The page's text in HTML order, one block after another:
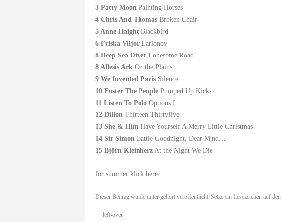
3 Patty Moon Painting Horses
4 Chris And Thomas Broken Chair
5 Anne Haight Blackbird
6 Friska Viljor Larionov
8 Deep Sea Diver Lonesome Road
8 Allesis Ark On the Plains
9 We Invented Paris Silence
10 Foster The People Pumped Up Kicks
11 Listen To Polo Options I
12 Dillon Thirteen Thirtyfive
13 She & Him Have Yourself A Merry Little Christmas
14 Sir Simon Battle Goodnight, Dear Mind…
15 Björn Kleinherz At the Night We Die
for summer klick here
Dieser Beitrag wurde unter gehört veröffentlicht. Setze ein Lesezeichen auf den
← left-over.